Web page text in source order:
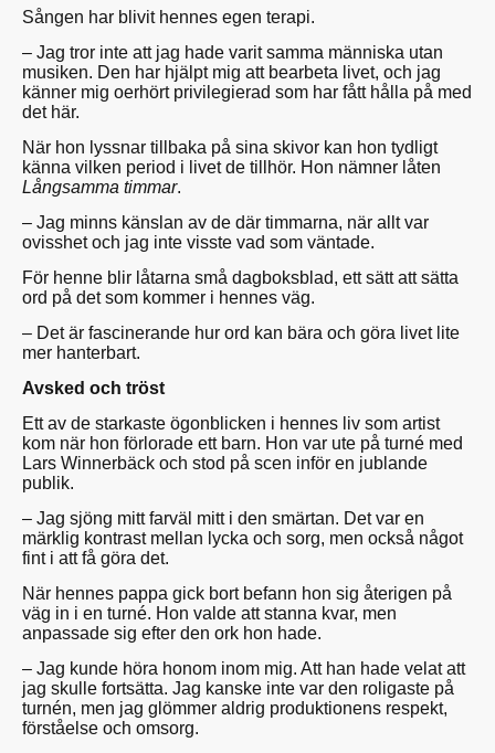
Sången har blivit hennes egen terapi.
– Jag tror inte att jag hade varit samma människa utan
musiken. Den har hjälpt mig att bearbeta livet, och jag
känner mig oerhört privilegierad som har fått hålla på med
det här.
När hon lyssnar tillbaka på sina skivor kan hon tydligt
känna vilken period i livet de tillhör. Hon nämner låten
Långsamma timmar.
– Jag minns känslan av de där timmarna, när allt var
ovisshet och jag inte visste vad som väntade.
För henne blir låtarna små dagboksblad, ett sätt att sätta
ord på det som kommer i hennes väg.
– Det är fascinerande hur ord kan bära och göra livet lite
mer hanterbart.
Avsked och tröst
Ett av de starkaste ögonblicken i hennes liv som artist
kom när hon förlorade ett barn. Hon var ute på turné med
Lars Winnerbäck och stod på scen inför en jublande
publik.
– Jag sjöng mitt farväl mitt i den smärtan. Det var en
märklig kontrast mellan lycka och sorg, men också något
fint i att få göra det.
När hennes pappa gick bort befann hon sig återigen på
väg in i en turné. Hon valde att stanna kvar, men
anpassade sig efter den ork hon hade.
– Jag kunde höra honom inom mig. Att han hade velat att
jag skulle fortsätta. Jag kanske inte var den roligaste på
turnén, men jag glömmer aldrig produktionens respekt,
förståelse och omsorg.